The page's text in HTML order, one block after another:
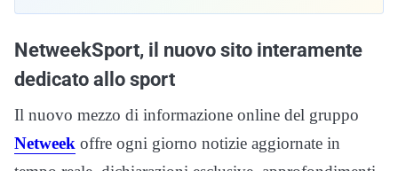
NetweekSport, il nuovo sito interamente
dedicato allo sport
Il nuovo mezzo di informazione online del gruppo
Netweek offre ogni giorno notizie aggiornate in